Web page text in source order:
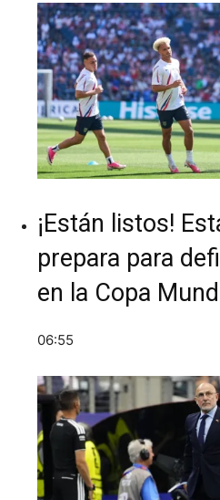
¡Están listos!
prepara para
en la Copa
06:55